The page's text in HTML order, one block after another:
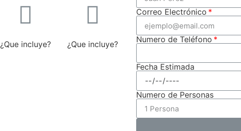
¿Que incluye? ¿Que incluye?
Correo Electrónico
Numero de Teléfono
Fecha Estimada
Numero de Personas